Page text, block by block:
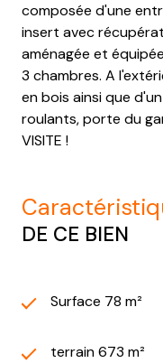
composée d'une
insert avec
aménagée et
3 chambres. A
en bois ainsi que
roulants, porte du
VISITE !
DE CE BIEN
Surface 78 m²
terrain 673 m²